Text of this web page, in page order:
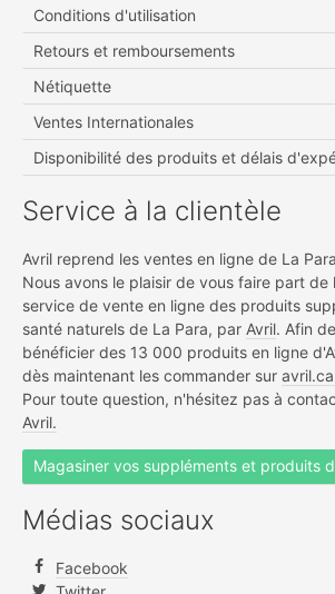
Conditions d'utilisation
Retours et remboursements
Nétiquette
Ventes Internationales
Disponibilité des produits et délais
Service à la clientèle
Avril reprend les ventes en ligne de La Para
Nous avons le plaisir de vous faire part de
service de vente en ligne des produits
santé naturels de La Para, par Avril. Afin
bénéficier des 13 000 produits en ligne
dès maintenant les commander sur
Pour toute question, n'hésitez pas à
Avril.
Magasiner vos suppléments et produits
Médias sociaux
Facebook